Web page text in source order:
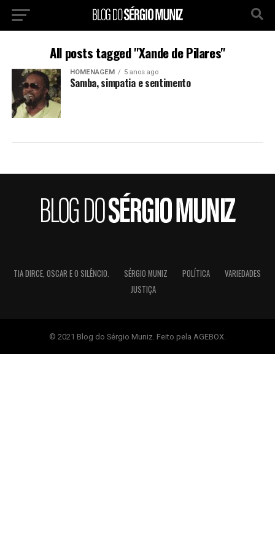
All posts tagged "Xande de Pilares"
HOMENAGEM 5 anos ago
Samba, simpatia e sentimento
TIA DIRCE, OSCAR E O SILÊNCIO. SÉRGIO MUNIZ POLÍTICA
VARIEDADES
JUSTIÇA
© 2021 Blog do Sérgio Muniz. Feito pela AGEBOX.